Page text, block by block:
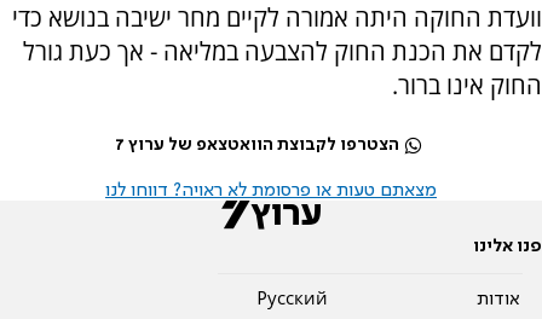
וועדת החוקה היתה אמורה לקיים מחר ישיבה בנושא כדי
לקדם את הכנת החוק להצבעה במליאה - אך כעת גורל
החוק אינו ברור.
הצטרפו לקבוצת הוואטצאפ של ערוץ 7
מצאתם טעות או פרסומת לא ראויה? דווחו לנו
פנו אלינו
אודות
Pусский